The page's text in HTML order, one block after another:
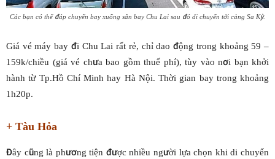
Các bạn có thể đáp chuyến bay xuống sân bay Chu Lai sau đó di chuyển tới cảng Sa Kỳ.
Giá vé máy bay đi Chu Lai rất rẻ, chỉ dao động trong khoảng 59 –
159k/chiều (giá vé chưa bao gồm thuế phí), tùy vào nơi bạn khởi
hành từ Tp.Hồ Chí Minh hay Hà Nội. Thời gian bay trong khoảng
1h20p.
+ Tàu Hỏa
Đây cũng là phương tiện được nhiều người lựa chọn khi di chuyển